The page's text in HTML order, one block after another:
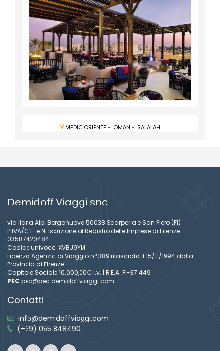
MEDIO ORIENTE - OMAN - SALALAH
Demidoff Viaggi snc
via Ilaria Alpi Borgonuovo 50038 Scarperia e San Piero (FI)
P.IVA/C.F. e N. Iscrizione al Registro delle Imprese di Firenze
03587420484
Codice univoco: XVBJ9YM
Licenza Agenzia di Viaggio n° 389 rilasciata il 15/11/1994 dalla
Provincia di Firenze
Capitale Sociale 10.000,00€ i.v. | R.E.A. FI-371449
PEC pec@pec.demidoffviaggi.com
Contatti
info@demidoffviaggi.com
(+39) 055 848490